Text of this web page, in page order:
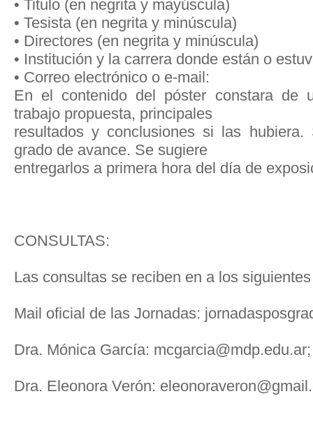
• Titulo (en negrita y mayúscula)
• Tesista (en negrita y minúscula)
• Directores (en negrita y minúscula)
• Institución y la carrera donde están o
• Correo electrónico o e-mail:
En el contenido del póster constara de
trabajo propuesta, principales
resultados y conclusiones si las
grado de avance. Se sugiere
entregarlos a primera hora del día de
CONSULTAS:
Las consultas se reciben en a los
Mail oficial de las Jornadas:
Dra. Mónica García: mcgarcia@mdp.edu.ar;
Dra. Eleonora Verón: